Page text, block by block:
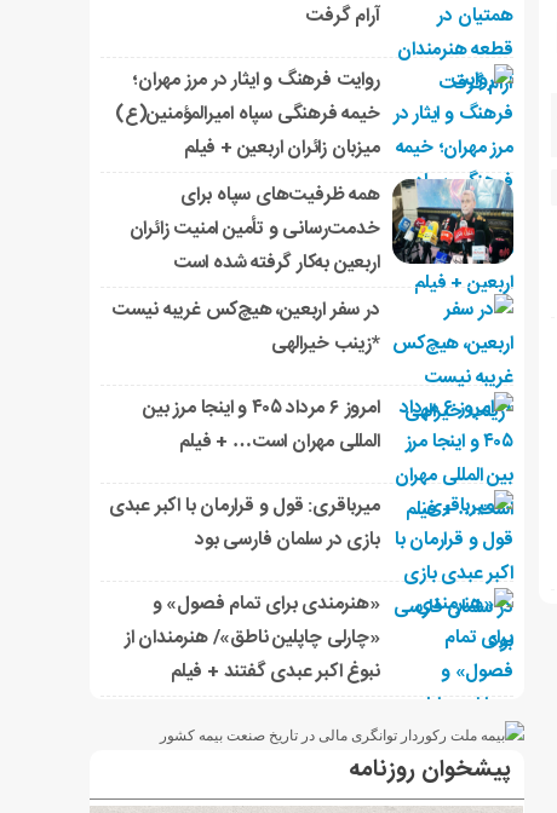
آرام گرفت
روایت فرهنگ و ایثار در مرز مهران؛
خیمه فرهنگی سپاه امیرالمؤمنین(ع)
میزبان زائران اربعین + فیلم
همه ظرفیت‌های سپاه برای
خدمت‌رسانی و تأمین امنیت زائران
اربعین به‌کار گرفته شده است
در سفر اربعین، هیچ‌کس غریبه نیست
*زینب خیرالهی
امروز ۶ مرداد ۴۰۵ و اینجا مرز بین
المللی مهران است… + فیلم
میرباقری: قول و قرارمان با اکبر عبدی
بازی در سلمان فارسی بود
«هنرمندی برای تمام فصول» و
«چارلی چاپلین ناطق»/ هنرمندان از
نبوغ اکبر عبدی گفتند + فیلم
پیشخوان روزنامه